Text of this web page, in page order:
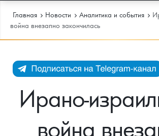
Каталог Монет
Инвестиционные монеты
Инфо
Как сделать заказ
Доставка
Главная Новости Аналитика и события
война внезапно закончилась
Ирано-
война